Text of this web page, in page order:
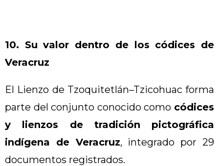
10. Su valor dentro de los códices de
Veracruz
El Lienzo de Tzoquitetlán–Tzicohuac forma
parte del conjunto conocido como códices
y lienzos de tradición pictográfica
indígena de Veracruz, integrado por 29
documentos registrados.